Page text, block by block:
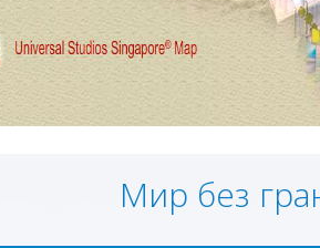
Мир без